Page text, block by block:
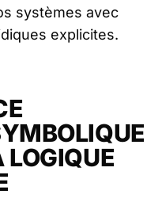
systèmes avec
explicites.
LOGIQUE